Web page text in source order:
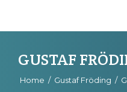
GUSTAF
Home / Gustaf Fröding /